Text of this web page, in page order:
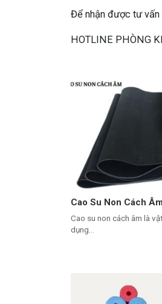
Để nhận được tư vấn
HOTLINE PHÒNG
Cao Su Non Cách Âm
Cao su non cách âm là
dụng...